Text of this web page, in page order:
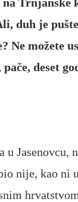
duh je
Ne možete
deset
Jasenovcu,
nije, kao ni